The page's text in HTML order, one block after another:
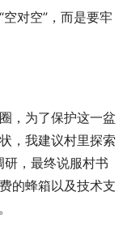
对空”，而是要牢
，为了保护这一盆
，我建议村里探索
，最终说服村书
的蜂箱以及技术支